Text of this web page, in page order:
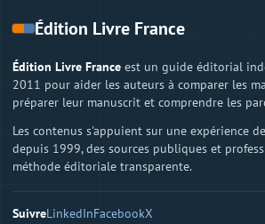
Édition Livre France
Édition Livre France est un guide éditorial
2011 pour aider les auteurs à comparer les
préparer leur manuscrit et comprendre les
Les contenus s'appuient sur une expérience
depuis 1999, des sources publiques et
méthode éditoriale transparente.
SuivreLinkedInFacebookX